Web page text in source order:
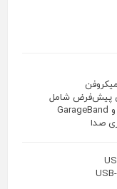
برنامه‌ی پیش‌فرض شامل